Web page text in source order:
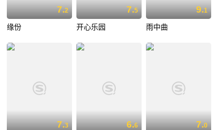
7.2
缘份
7.5
开心乐园
9.1
雨中曲
7.3 6.6 7.0